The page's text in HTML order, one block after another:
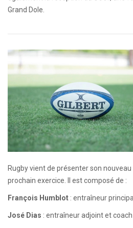
Grand Dole.
Rugby vient de présenter son
prochain exercice. Il est composé de :
François Humblot : entraîneur
José Dias : entraîneur adjoint et coach